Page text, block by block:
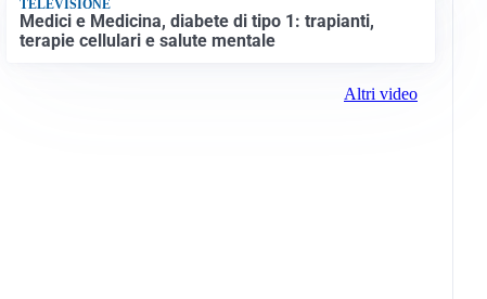
TELEVISIONE
Medici e Medicina, diabete di tipo 1: trapianti,
terapie cellulari e salute mentale
Altri video